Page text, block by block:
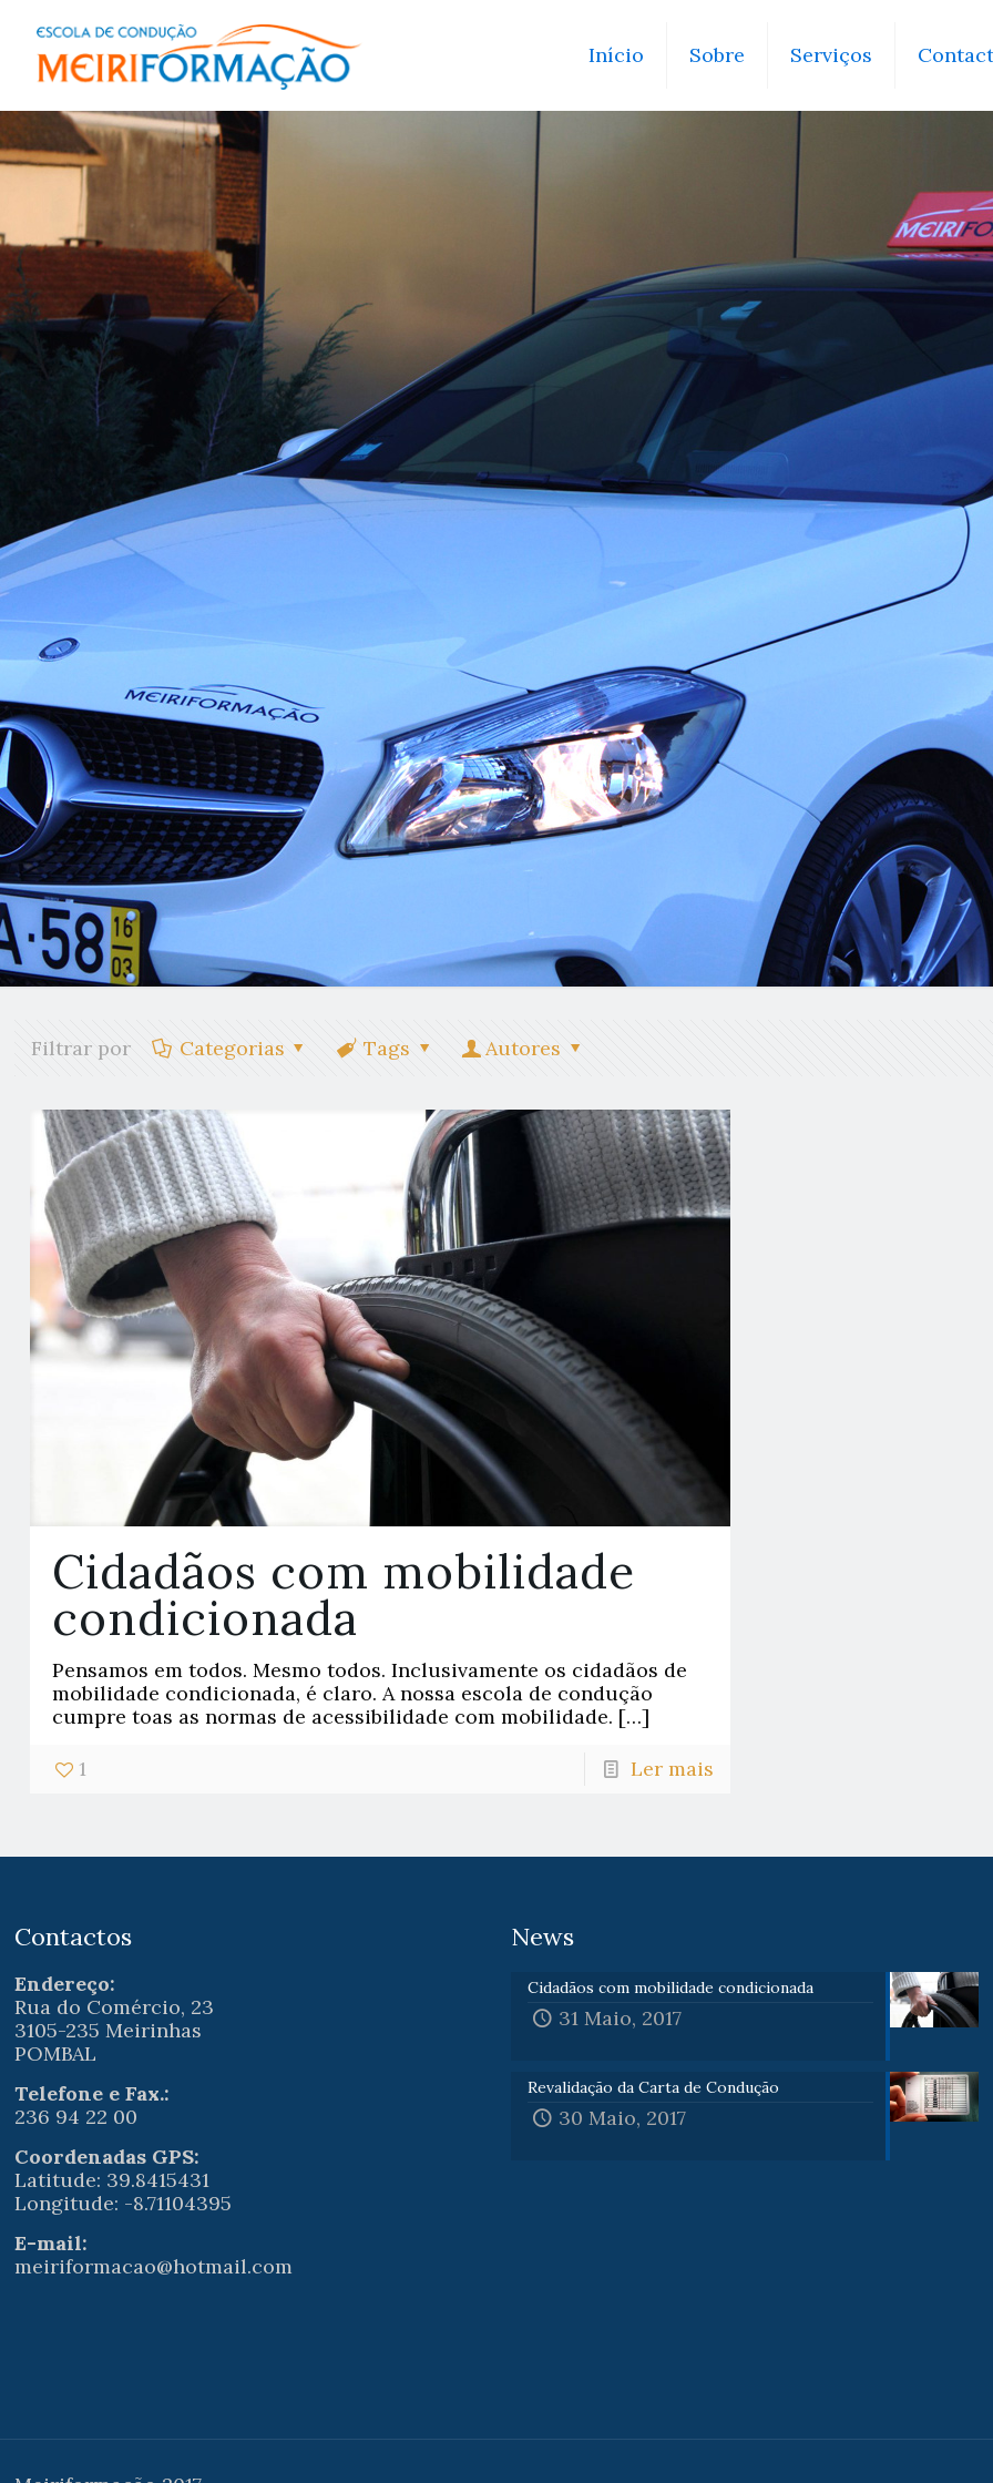
Início Sobre Serviços
Filtrar por Categorias Tags Autores
Cidadãos com mobilidade
condicionada
Pensamos em todos. Mesmo todos. Inclusivamente os cidadãos de
mobilidade condicionada, é claro. A nossa escola de condução
cumpre toas as normas de acessibilidade com mobilidade. […]
1 Ler mais
Contactos
Endereço:
Rua do Comércio, 23
3105-235 Meirinhas
POMBAL
Telefone e Fax.:
236 94 22 00
Coordenadas GPS:
Latitude: 39.8415431
Longitude: -8.71104395
E-mail:
meiriformacao@hotmail.com
News
Cidadãos com mobilidade condicionada
31 Maio, 2017
Revalidação da Carta de Condução
30 Maio, 2017